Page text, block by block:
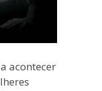
acontecer